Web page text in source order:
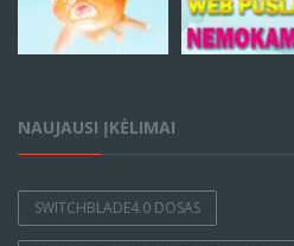
NAUJAUSI ĮKĖLIMAI
SWITCHBLADE4.0 DOSAS